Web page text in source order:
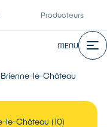
Producteurs
MENU
Brienne-le-Château
le-Château (10)